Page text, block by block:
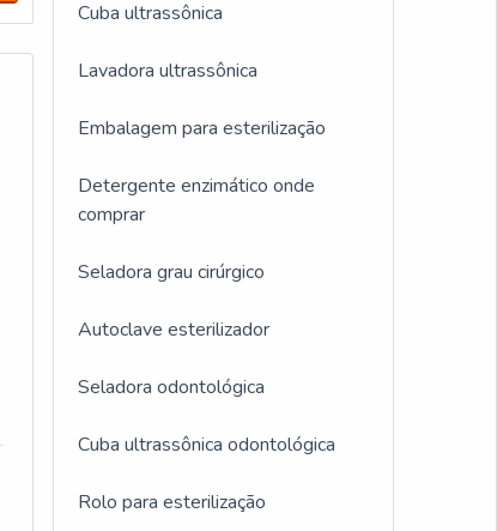
Cuba ultrassônica
Lavadora ultrassônica
Embalagem para esterilização
Detergente enzimático onde
comprar
Seladora grau cirúrgico
Autoclave esterilizador
Seladora odontológica
Cuba ultrassônica odontológica
Rolo para esterilização